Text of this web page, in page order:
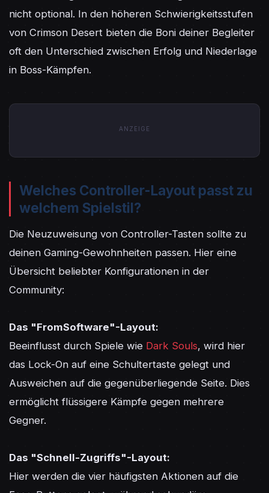
nicht optional. In den höheren Schwierigkeitsstufen
von Crimson Desert bieten die Boni deiner Begleiter
oft den Unterschied zwischen Erfolg und Niederlage
in Boss-Kämpfen.
ANZEIGE
Welches Controller-Layout passt zu
welchem Spielstil?
Die Neuzuweisung von Controller-Tasten sollte zu
deinen Gaming-Gewohnheiten passen. Hier eine
Übersicht beliebter Konfigurationen in der
Community:
Das "FromSoftware"-Layout:
Beeinflusst durch Spiele wie Dark Souls, wird hier
das Lock-On auf eine Schultertaste gelegt und
Ausweichen auf die gegenüberliegende Seite. Dies
ermöglicht flüssigere Kämpfe gegen mehrere
Gegner.
Das "Schnell-Zugriffs"-Layout:
Hier werden die vier häufigsten Aktionen auf die